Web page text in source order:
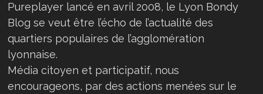
Pureplayer lancé en avril 2008, le Lyon Bondy
Blog se veut être l’écho de l’actualité des
quartiers populaires de l’agglomération
lyonnaise.
Média citoyen et participatif, nous
encourageons, par des actions menées sur le